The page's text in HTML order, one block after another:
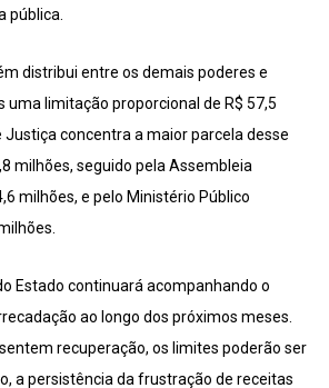
pública.
distribui entre os demais poderes e
uma limitação proporcional de R$ 57,5
Justiça concentra a maior parcela desse
milhões, seguido pela Assembleia
milhões, e pelo Ministério Público
Estado continuará acompanhando o
ao longo dos próximos meses.
recuperação, os limites poderão ser
a persistência da frustração de receitas